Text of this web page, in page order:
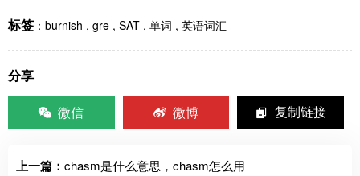
标签 ： burnish , gre , SAT , 单词 , 英语词汇
分享
微信
微博 复制链接
上一篇： chasm是什么意思，chasm怎么用